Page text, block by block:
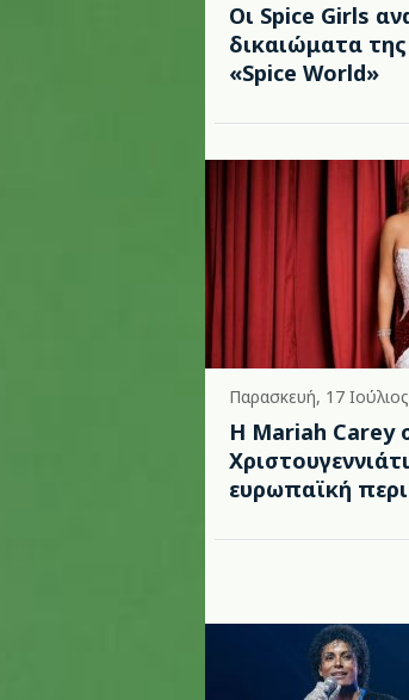
Οι Spice Girls
δικαιώματα της
«Spice World»
Παρασκευή, 17
Η Mariah Carey
ευρωπαϊκή